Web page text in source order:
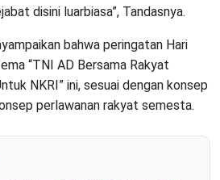
disini luarbiasa”, Tandasnya.
bahwa peringatan Hari
“TNI AD Bersama Rakyat
NKRI” ini, sesuai dengan konsep
perlawanan rakyat semesta.